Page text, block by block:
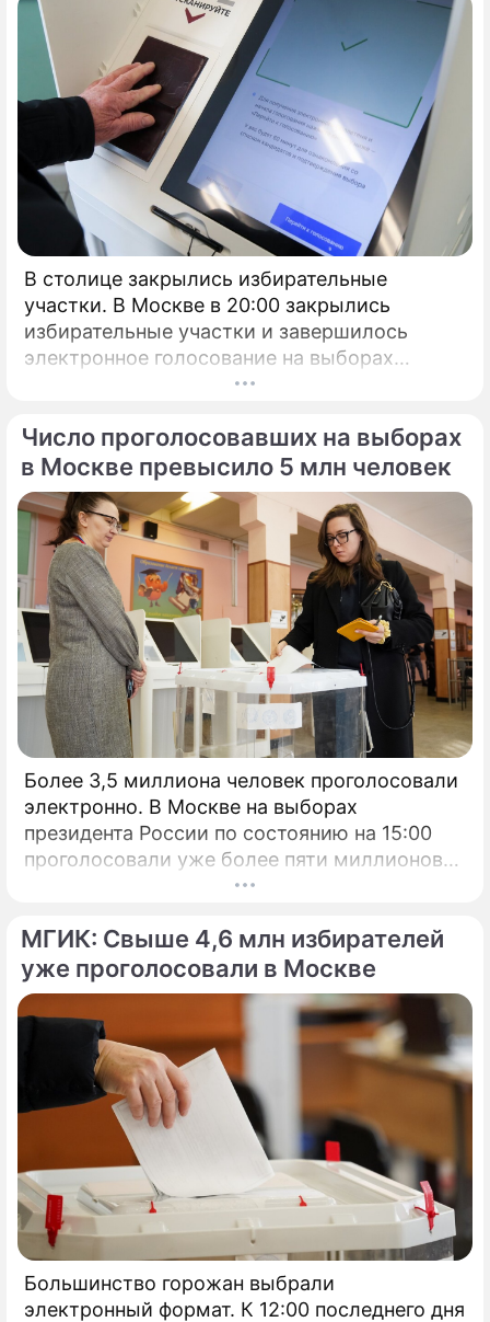
В столице закрылись избирательные
участки. В Москве в 20:00 закрылись
избирательные участки и завершилось
электронное голосование на выборах
Число проголосовавших на выборах
в Москве превысило 5 млн человек
Более 3,5 миллиона человек проголосовали
электронно. В Москве на выборах
президента России по состоянию на 15:00
проголосовали уже более пяти миллионов
МГИК: Свыше 4,6 млн избирателей
уже проголосовали в Москве
Большинство горожан выбрали
электронный формат. К 12:00 последнего дня